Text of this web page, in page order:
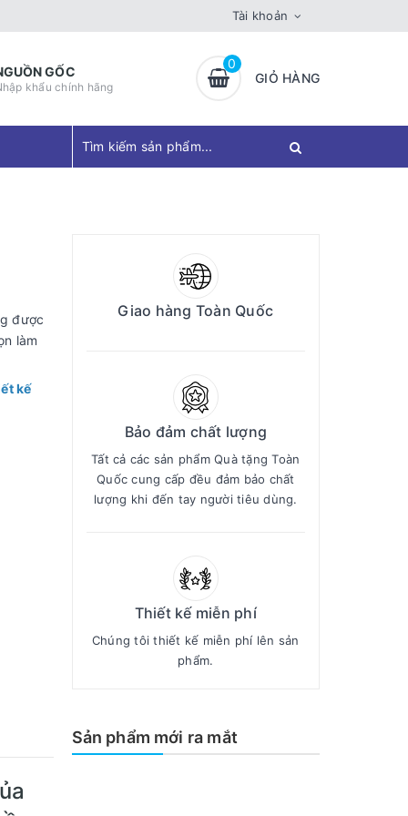
Tài khoản
GỐC
khẩu chính hãng
0
GIỎ HÀNG
được
làm
kế
Giao hàng Toàn Quốc
Bảo đảm chất lượng
Tất cả các sản phẩm Quà tặng Toàn
Quốc cung cấp đều đảm bảo chất
lượng khi đến tay người tiêu dùng.
Thiết kế miễn phí
Chúng tôi thiết kế miễn phí lên sản
phẩm.
Sản phẩm mới ra mắt